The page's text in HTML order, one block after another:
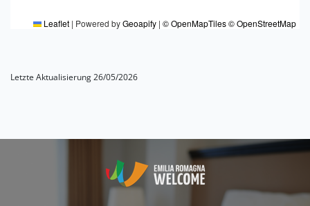
Leaflet | Powered byGeoapify | © OpenMapTiles© OpenStreetMap
Letzte Aktualisierung 26/05/2026